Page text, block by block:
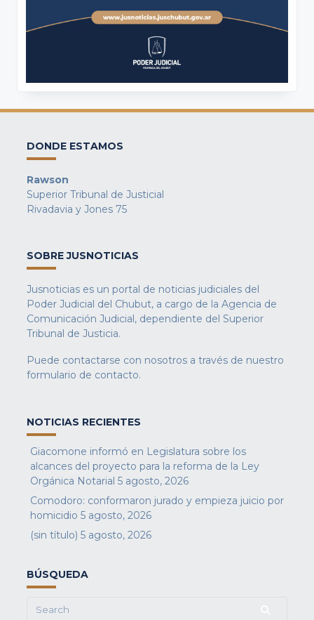
DONDE ESTAMOS
Rawson
Superior Tribunal de Justicial
Rivadavia y Jones 75
SOBRE JUSNOTICIAS
Jusnoticias es un portal de noticias judiciales del
Poder Judicial del Chubut, a cargo de la Agencia de
Comunicación Judicial, dependiente del Superior
Tribunal de Justicia.
Puede contactarse con nosotros a través de nuestro
formulario de contacto.
NOTICIAS RECIENTES
Giacomone informó en Legislatura sobre los
alcances del proyecto para la reforma de la Ley
Orgánica Notarial 5 agosto, 2026
Comodoro: conformaron jurado y empieza juicio por
homicidio 5 agosto, 2026
(sin título) 5 agosto, 2026
BÚSQUEDA
Search